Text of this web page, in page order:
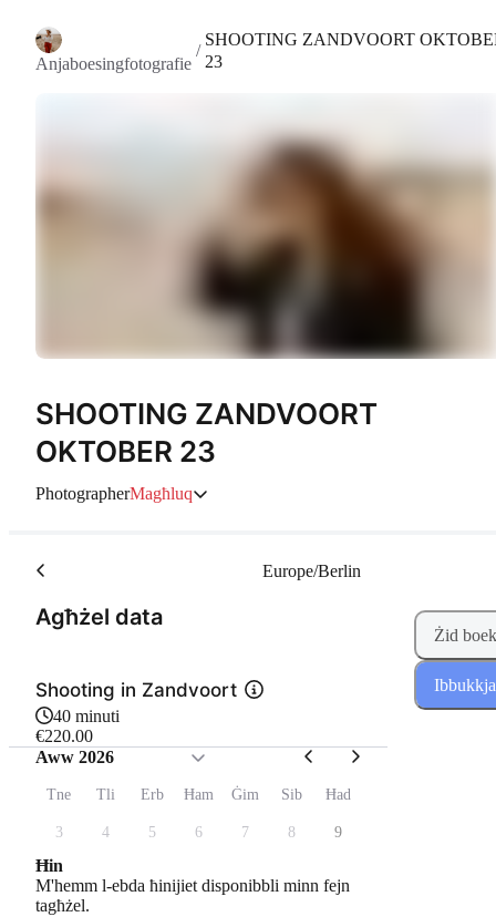
Anjaboesingfotografie
/
SHOOTING ZANDVOORT
23
SHOOTING ZANDVOORT
OKTOBER 23
PhotographerMagħluq
Agħżel data(Pass 1 minn 2)
Europe/Berlin
Shooting in Zandvoort
40 minuti
€220.00
Aww 2026
Tne Tli Erb Ħam Ġim Sib Ħad
3 4 5 6 7 8 9
Ħin
M'hemm l-ebda ħinijiet disponibbli minn fejn
tagħżel.
Żid